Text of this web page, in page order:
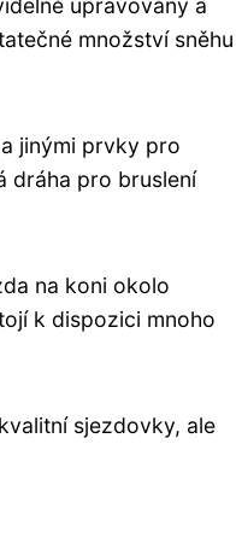
množství sněhu
jinými prvky pro
dráha pro bruslení
na koni okolo
k dispozici mnoho
sjezdovky, ale